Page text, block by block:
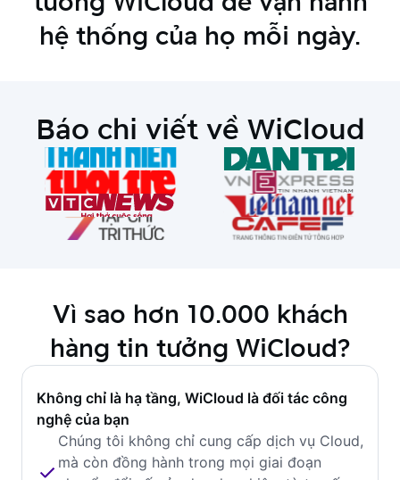
hệ thống của họ mỗi ngày.
Báo chi viết về WiCloud
Vì sao hơn 10.000 khách
hàng tin tưởng WiCloud?
Không chỉ là hạ tầng, WiCloud là đối tác công
nghệ của bạn
Chúng tôi không chỉ cung cấp dịch vụ Cloud,
mà còn đồng hành trong mọi giai đoạn